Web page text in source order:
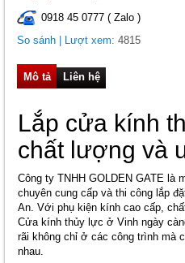
0918 45 0777 ( Zalo )
So sánh | Lượt xem: 4815
Mô tả Liên hệ
Lắp cửa kính
chất lượng và
Công ty TNHH GOLDEN GATE là
chuyên cung cấp và thi công lắp
An. Với phụ kiện kính cao cấp,
Cửa kính thủy lực ở Vinh ngày
rãi không chỉ ở các công trình mà
nhau.